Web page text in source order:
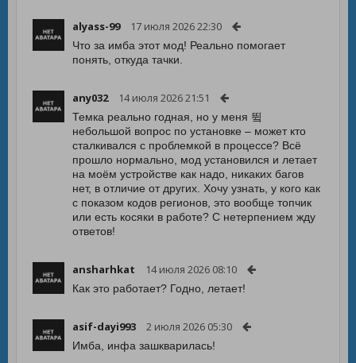
alyass-99 17 июля 2026 22:30
Что за имба этот мод! Реально помогает
понять, откуда тачки.
any032 14 июля 2026 21:51
Темка реально годная, но у меня 뜈
небольшой вопрос по установке – может кто
сталкивался с проблемкой в процессе? Всё
прошло нормально, мод установился и летает
на моём устройстве как надо, никаких багов
нет, в отличие от других. Хочу узнать, у кого как
с показом кодов регионов, это вообще топчик
или есть косяки в работе? С нетерпением жду
ответов!
ansharhkat 14 июля 2026 08:10
Как это работает? Годно, летает!
asif-dayi993 2 июля 2026 05:30
Имба, инфа зашкварилась!